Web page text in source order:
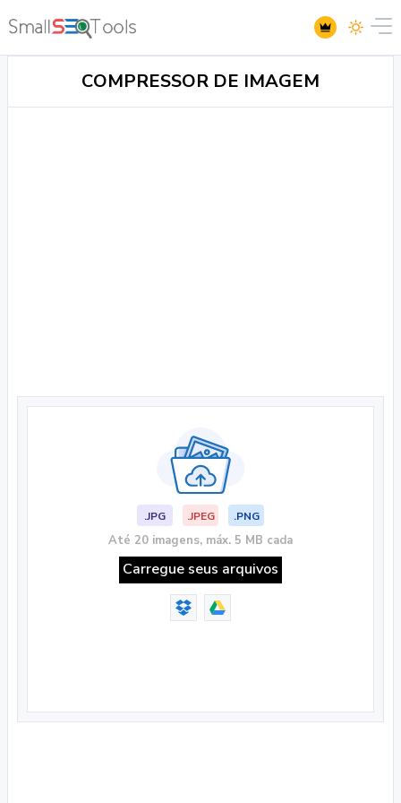
COMPRESSOR DE IMAGEM
.JPG .JPEG .PNG
Até 20 imagens, máx. 5 MB cada
Carregue seus arquivos